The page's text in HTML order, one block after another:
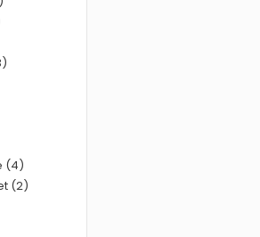
(4)
(2)